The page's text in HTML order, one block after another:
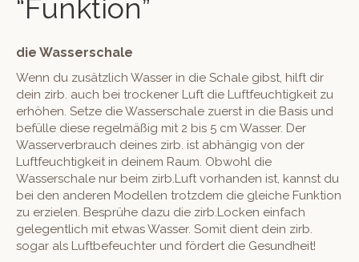
“Funktion”
die Wasserschale
Wenn du zusätzlich Wasser in die Schale gibst, hilft dir
dein zirb. auch bei trockener Luft die Luftfeuchtigkeit zu
erhöhen. Setze die Wasserschale zuerst in die Basis und
befülle diese regelmäßig mit 2 bis 5 cm Wasser. Der
Wasserverbrauch deines zirb. ist abhängig von der
Luftfeuchtigkeit in deinem Raum. Obwohl die
Wasserschale nur beim zirb.Luft vorhanden ist, kannst du
bei den anderen Modellen trotzdem die gleiche Funktion
zu erzielen. Besprühe dazu die zirb.Locken einfach
gelegentlich mit etwas Wasser. Somit dient dein zirb.
sogar als Luftbefeuchter und fördert die Gesundheit!